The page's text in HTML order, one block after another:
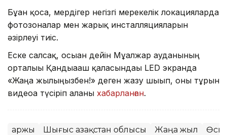
Бұған қоса, мердігер негізгі мерекелік локацияларда
фотозоналар мен жарық инсталляцияларын
әзірлеуі тиіс.
Еске салсақ, осыған дейін Мұғалжар ауданының
орталығы Қандыағаш қаласындағы LED экранда
«Жаңа жылыңызбен!» деген жазу шығып, оны тұрғын
видеоға түсіріп алғаны хабарланған.
Қаржы Шығыс Қазақстан облысы Жаңа жыл